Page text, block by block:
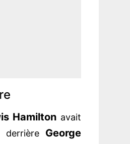
Hamilton avait
George